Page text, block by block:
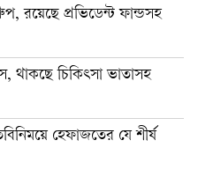
রয়েছে প্রভিডেন্ট ফান্ডসহ
থাকছে চিকিৎসা ভাতাসহ
হেফাজতের যে শীর্ষ